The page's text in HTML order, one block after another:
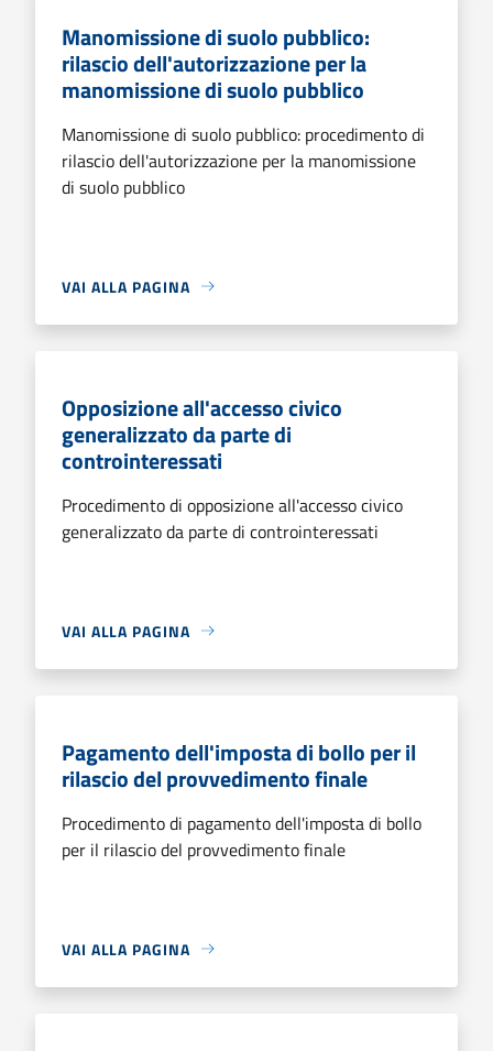
Manomissione di suolo pubblico:
rilascio dell'autorizzazione per la
manomissione di suolo pubblico
Manomissione di suolo pubblico: procedimento di
rilascio dell'autorizzazione per la manomissione
di suolo pubblico
VAI ALLA PAGINA
Opposizione all'accesso civico
generalizzato da parte di
controinteressati
Procedimento di opposizione all'accesso civico
generalizzato da parte di controinteressati
VAI ALLA PAGINA
Pagamento dell'imposta di bollo per il
rilascio del provvedimento finale
Procedimento di pagamento dell'imposta di bollo
per il rilascio del provvedimento finale
VAI ALLA PAGINA